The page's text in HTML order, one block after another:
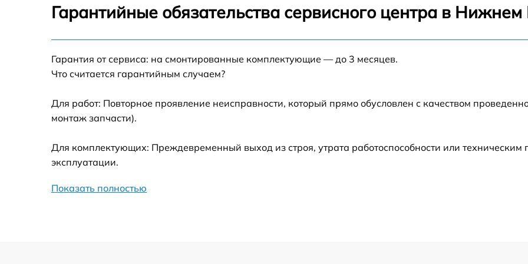
Ремонт узла автофокуса от 60 мин
Замена электронной платы от 60 мин
Замена мотора
Гарантийные обязательства сервисного центра в
Гарантия от сервиса: на смонтированные комплектующие — до 3 месяцев.
Что считается гарантийным случаем?
Для работ: Повторное проявление неисправности, который прямо обусловлен с качеством
монтаж запчасти).
Для комплектующих: Преждевременный выход из строя, утрата работоспособности или
эксплуатации.
Показать полностью